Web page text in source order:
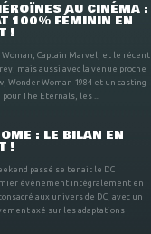
AU CINÉMA :
100% FÉMININ EN
!
Woman, Captain Marvel, et le récent
mais aussi avec la venue proche
Wonder Woman 1984 et un casting
The Eternals, les ...
: LE BILAN EN
!
passé se tenait le DC
évènement intégralement en
aux univers de DC, avec un
axé sur les adaptations